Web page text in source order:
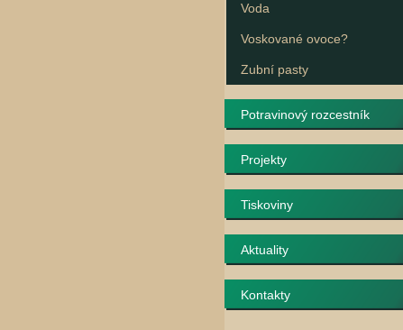
Voda
Voskované ovoce?
Zubní pasty
Potravinový rozcestník
Projekty
Tiskoviny
Aktuality
Kontakty